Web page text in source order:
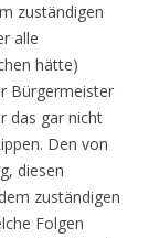
zuständigen
alle
hätte)
Bürgermeister
das gar nicht
Den von
diesen
zuständigen
Folgen